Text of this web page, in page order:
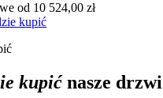
od 10 524,00 zł
kupić
kupićnasze drzwi